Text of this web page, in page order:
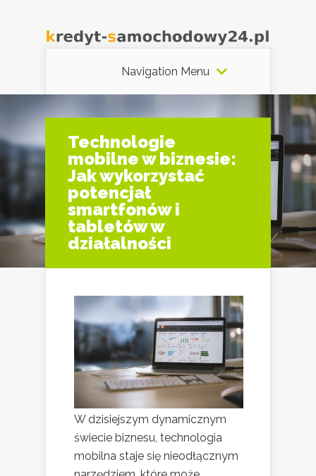
Navigation Menu
Technologie
mobilne w biznesie:
Jak wykorzystać
potencjał
smartfonów i
tabletów w
działalności
W dzisiejszym dynamicznym
świecie biznesu, technologia
mobilna staje się nieodłącznym